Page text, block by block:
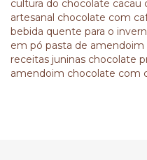
cultura do chocolate cacau
artesanal chocolate com
bebida quente para o
em pó pasta de amendoim
receitas juninas chocolate
amendoim chocolate com